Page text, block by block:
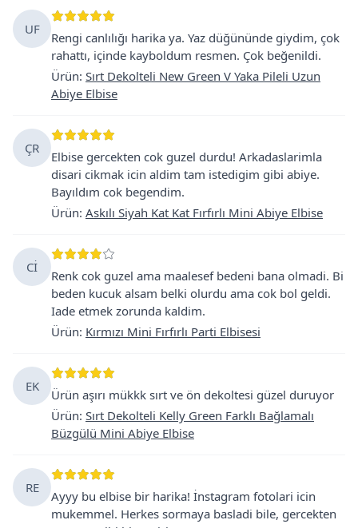
UF
Rengi canlılığı harika ya. Yaz düğününde giydim, çok
rahattı, içinde kayboldum resmen. Çok beğenildi.
Ürün: Sırt Dekolteli New Green V Yaka Pileli Uzun
Abiye Elbise
ÇR
Elbise gercekten cok guzel durdu! Arkadaslarimla
disari cikmak icin aldim tam istedigim gibi abiye.
Bayıldım cok begendim.
Ürün: Askılı Siyah Kat Kat Fırfırlı Mini Abiye Elbise
Cİ
Renk cok guzel ama maalesef bedeni bana olmadi. Bi
beden kucuk alsam belki olurdu ama cok bol geldi.
Iade etmek zorunda kaldim.
Ürün: Kırmızı Mini Fırfırlı Parti Elbisesi
EK
Ürün aşırı mükkk sırt ve ön dekoltesi güzel duruyor
Ürün: Sırt Dekolteli Kelly Green Farklı Bağlamalı
Büzgülü Mini Abiye Elbise
RE
Ayyy bu elbise bir harika! İnstagram fotolari icin
mukemmel. Herkes sormaya basladi bile, gercekten